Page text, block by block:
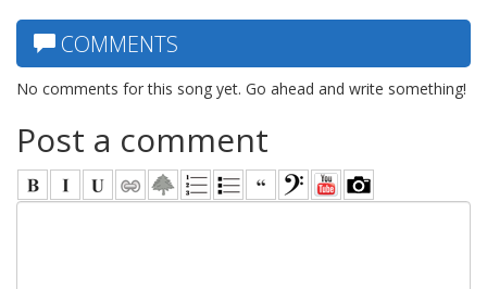
COMMENTS
No comments for this song yet. Go ahead and write something!
Post a comment